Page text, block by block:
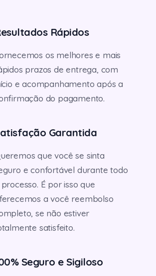
Rápidos
os melhores e mais
prazos de entrega, com
e acompanhamento após a
do pagamento.
Garantida
que você se sinta
e confortável durante todo
É por isso que
a você reembolso
se não estiver
satisfeito.
Seguro e Sigiloso